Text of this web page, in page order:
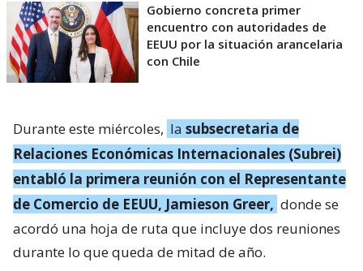
Gobierno concreta primer
encuentro con autoridades de
EEUU por la situación arancelaria
con Chile
Durante este miércoles, la subsecretaria de
Relaciones Económicas Internacionales (Subrei)
entabló la primera reunión con el Representante
de Comercio de EEUU, Jamieson Greer, donde se
acordó una hoja de ruta que incluye dos reuniones
durante lo que queda de mitad de año.